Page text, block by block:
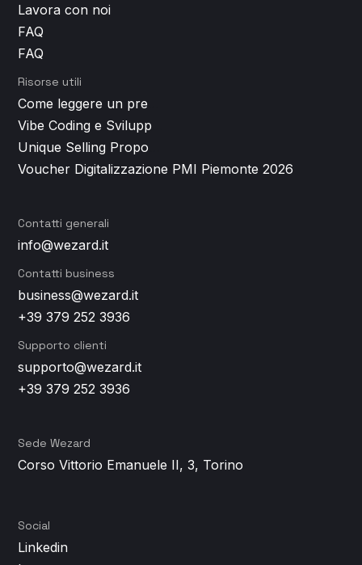
Lavora con noi
FAQ
FAQ
Risorse utili
Voucher Digitalizzazione PMI Piemonte 2026
Contatti generali
info@wezard.it
Contatti business
business@wezard.it
+39 379 252 3936
Supporto clienti
supporto@wezard.it
+39 379 252 3936
Sede Wezard
Corso Vittorio Emanuele II, 3, Torino
Social
Linkedin